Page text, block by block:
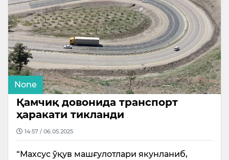
None
Қамчиқ довонида транспорт
ҳаракати тикланди
14:57 / 06.05.2025
“Махсус ўқув машғулотлари якунланиб,